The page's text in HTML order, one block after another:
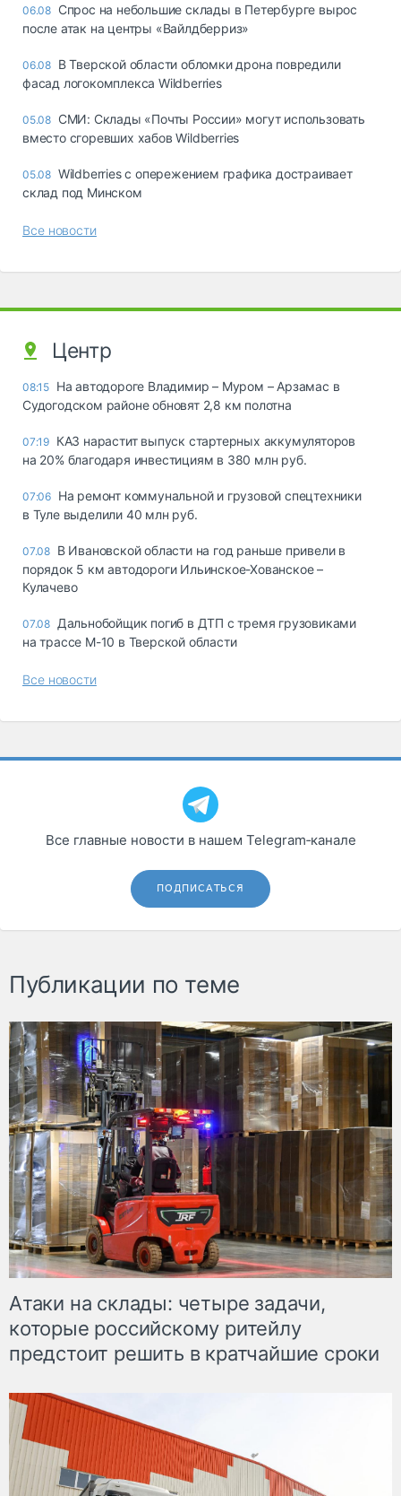
06.08 Спрос на небольшие склады в Петербурге вырос
после атак на центры «Вайлдберриз»
06.08 В Тверской области обломки дрона повредили
фасад логокомплекса Wildberries
05.08 СМИ: Склады «Почты России» могут использовать
вместо сгоревших хабов Wildberries
05.08 Wildberries с опережением графика достраивает
склад под Минском
Все новости
Центр
08:15 На автодороге Владимир – Муром – Арзамас в
Судогодском районе обновят 2,8 км полотна
07:19 КАЗ нарастит выпуск стартерных аккумуляторов
на 20% благодаря инвестициям в 380 млн руб.
07:06 На ремонт коммунальной и грузовой спецтехники
в Туле выделили 40 млн руб.
07.08 В Ивановской области на год раньше привели в
порядок 5 км автодороги Ильинское-Хованское –
Кулачево
07.08 Дальнобойщик погиб в ДТП с тремя грузовиками
на трассе М-10 в Тверской области
Все новости
Все главные новости в нашем Telegram‑канале
ПОДПИСАТЬСЯ
Публикации по теме
Атаки на склады: четыре задачи,
которые российскому ритейлу
предстоит решить в кратчайшие сроки